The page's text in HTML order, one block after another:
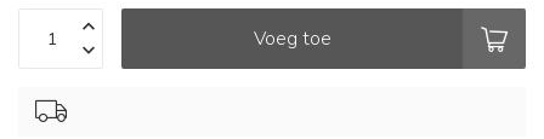
Voeg toe